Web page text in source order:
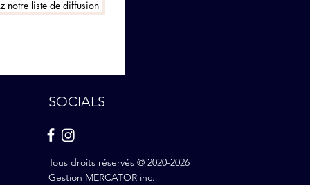
notre liste de diffusion
SOCIALS
Tous droits réservés © 2020-2026
Gestion MERCATOR inc.